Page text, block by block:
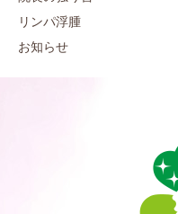
リンパ浮腫
お知らせ